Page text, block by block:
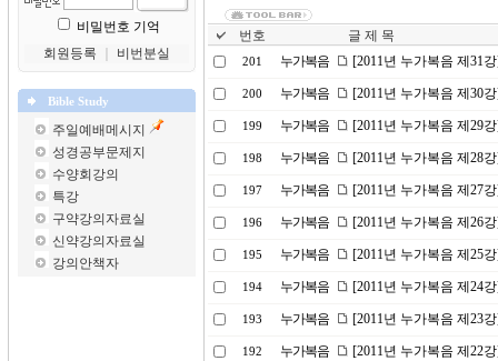
비밀번호 기억
회원등록
비번분실
Bible Study
주일예배메시지
성경공부문제지
수양회강의
특강
구약강의자료실
신약강의자료실
강의안책자
번호 글 제 목
201 누가복음 [2011년 누가복음 제31
200 누가복음 [2011년 누가복음 제30
199 누가복음 [2011년 누가복음 제29
198 누가복음 [2011년 누가복음 제28
197 누가복음 [2011년 누가복음 제27
196 누가복음 [2011년 누가복음 제26
195 누가복음 [2011년 누가복음 제25
194 누가복음 [2011년 누가복음 제24
193 누가복음 [2011년 누가복음 제23
192 누가복음 [2011년 누가복음 제22